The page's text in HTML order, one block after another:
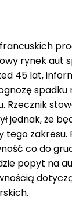
rynek aut
45 lat,
spadku
Rzecznik
jednak, że
zakresu.
co do
popyt na